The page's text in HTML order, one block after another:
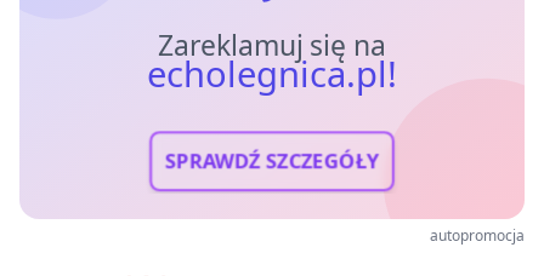
Zareklamuj się na
echolegnica.pl!
SPRAWDŹ SZCZEGÓŁY
autopromocja